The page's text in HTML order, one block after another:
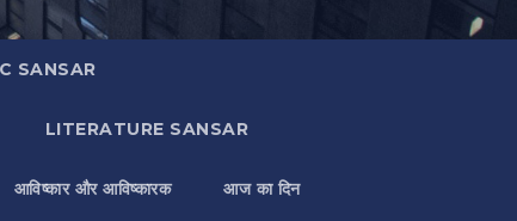
SANSAR
LITERATURE SANSAR
आविष्कार और आविष्कारक आज का दिन